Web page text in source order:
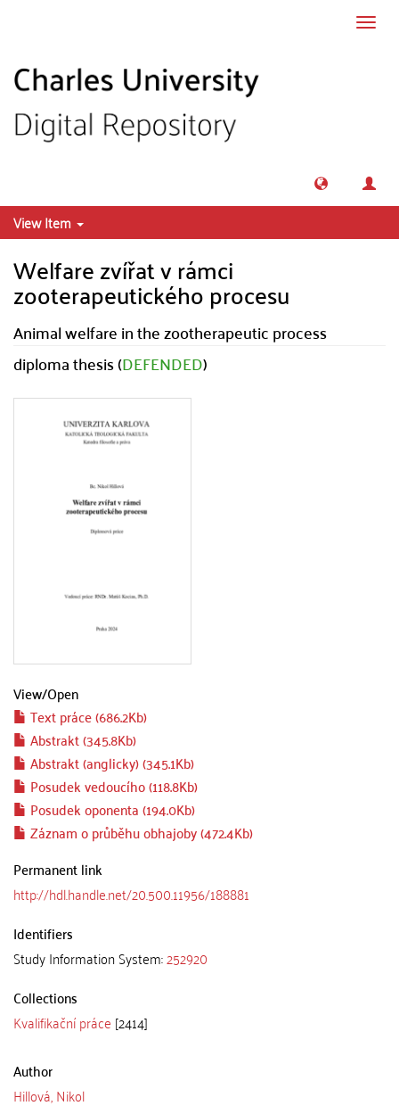
View Item
Welfare zvířat v rámci
zooterapeutického procesu
Animal welfare in the zootherapeutic process
diploma thesis (DEFENDED)
View/Open
Text práce (686.2Kb)
Abstrakt (345.8Kb)
Abstrakt (anglicky) (345.1Kb)
Posudek vedoucího (118.8Kb)
Posudek oponenta (194.0Kb)
Záznam o průběhu obhajoby (472.4Kb)
Permanent link
http://hdl.handle.net/20.500.11956/188881
Identifiers
Study Information System:252920
Collections
Kvalifikační práce [2414]
Author
Hillová, Nikol